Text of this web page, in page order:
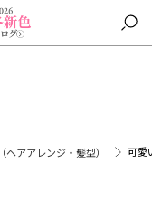
ヘアアレンジ・髪型） 可愛